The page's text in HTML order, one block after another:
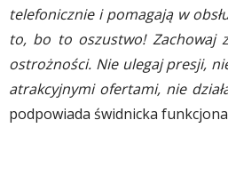
telefonicznie i pomagają w
to, bo to oszustwo! Zachowaj
ostrożności. Nie ulegaj presji,
atrakcyjnymi ofertami, nie
podpowiada świdnicka